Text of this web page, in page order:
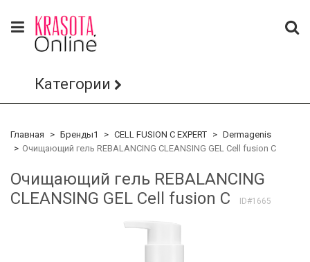
Категории
Главная Бренды1 CELL FUSION C EXPERT
Dermagenis
Очищающий гель REBALANCING CLEANSING GEL Cell fusion C
Очищающий гель REBALANCING
CLEANSING GEL Cell fusion C
ID#1665